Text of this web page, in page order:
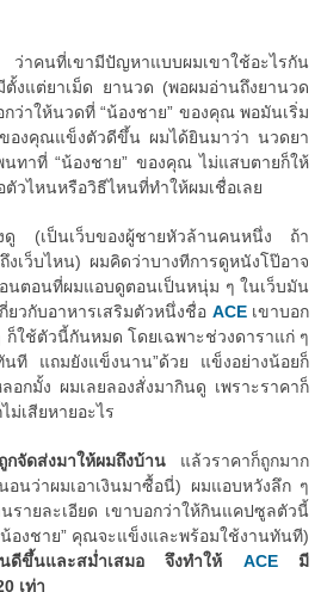
ว่าคนที่เขามีปัญหาแบบผมเขาใช้อะไรกัน
งแต่ยาเม็ด ยานวด (พอผมอ่านถึงยานวด
กว่าให้นวดที่ “น้องชาย” ของคุณ พอมันเริ่ม
องคุณแข็งตัวดีขึ้น ผมได้ยินมาว่า นวดยา
นทาที่ “น้องชาย” ของคุณ ไม่แสบตายก็ให้
ตัวไหนหรือวิธีไหนที่ทำให้ผมเชื่อเลย
งดู (เป็นเว็บของผู้ชายหัวล้านคนหนึ่ง ถ้า
เว็บไหน) ผมคิดว่าบางทีการดูหนังโป๊อาจ
นตอนที่ผมแอบดูตอนเป็นหนุ่ม ๆ ในเว็บมัน
วกับอาหารเสริมตัวหนึ่งชื่อ ACEเขาบอก
ก็ใช้ตัวนี้กันหมด โดยเฉพาะช่วงดาราแก่ ๆ
นที แถมยังแข็งนาน”ด้วย แข็งอย่างน้อยก็
อกมั้ง ผมเลยลองสั่งมากินดู เพราะราคาก็
ม่เสียหายอะไร
กจัดส่งมาให้ผมถึงบ้าน แล้วราคาก็ถูกมาก
อนว่าผมเอาเงินมาซื้อนี่) ผมแอบหวังลึก ๆ
รายละเอียด เขาบอกว่าให้กินแคปซูลตัวนี้
องชาย” คุณจะแข็งและพร้อมใช้งานทันที)
นดีขึ้นและสม่ำเสมอ จึงทำให้ ACEมี
เท่า